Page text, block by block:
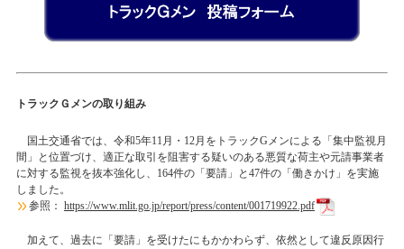
トラックＧメンの取り組み
国土交通省では、令和5年11月・12月をトラックGメンによる「集中監視月
間」と位置づけ、適正な取引を阻害する疑いのある悪質な荷主や元請事業者
に対する監視を抜本強化し、164件の「要請」と47件の「働きかけ」を実施
しました。
参照： https://www.mlit.go.jp/report/press/content/001719922.pdf
加えて、過去に「要請」を受けたにもかかわらず、依然として違反原因行